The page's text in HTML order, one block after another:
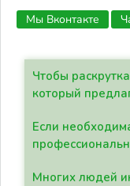
Мы Вконтакте
Чтобы
который
Если
Многих людей